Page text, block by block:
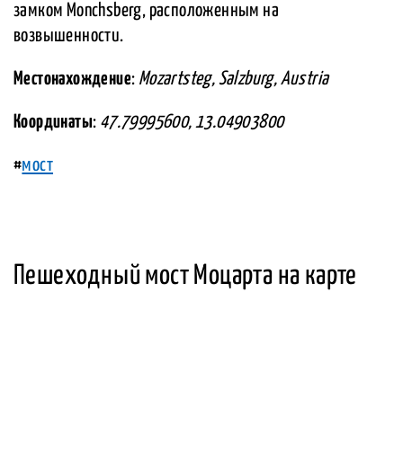
замком Monchsberg, расположенным на
возвышенности.
Местонахождение: Mozartsteg, Salzburg, Austria
Координаты: 47.79995600, 13.04903800
#мост
Пешеходный мост Моцарта на карте